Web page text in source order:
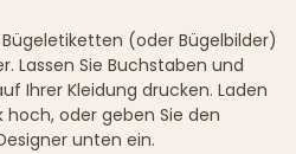
(oder Bügelbilder)
Lassen Sie Buchstaben und
Ihrer Kleidung drucken. Laden
hoch, oder geben Sie den
unten ein.